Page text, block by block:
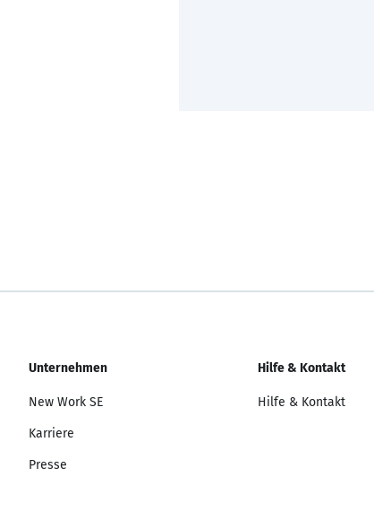
Unternehmen
New Work SE
Karriere
Presse
Hilfe & Kontakt
Hilfe & Kontakt